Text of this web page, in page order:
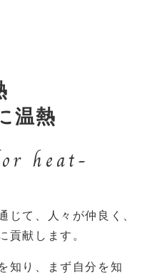
温熱
heat-
じて、
人々が仲良く、
貢献します。
知り、まず自分を知